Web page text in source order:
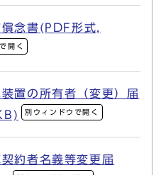
償念書(PDF形式,
開く
装置の所有者（変更）届
別ウィンドウで開く
契約者名義等変更届